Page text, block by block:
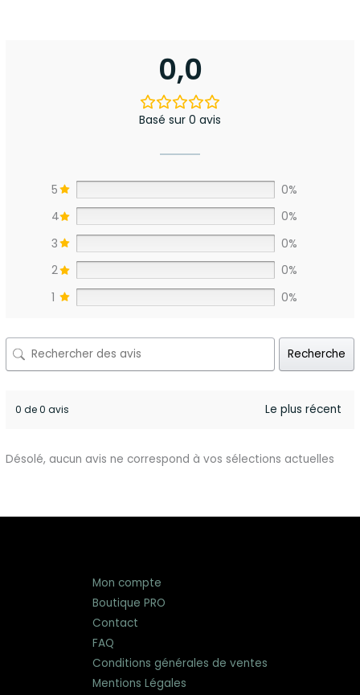
0,0
Basé sur 0 avis
5
0%
4
0%
3
0%
2
0%
1
0%
Recherche
0 de 0 avis
Désolé, aucun avis ne correspond à vos sélections actuelles
Mon compte
Boutique PRO
Contact
FAQ
Conditions générales de ventes
Mentions Légales